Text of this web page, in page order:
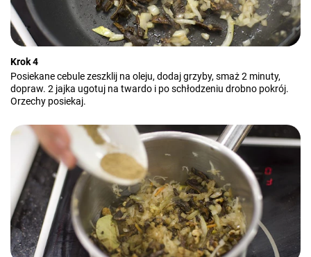
Krok 4
Posiekane cebule zeszklij na oleju, dodaj grzyby, smaż 2 minuty,
dopraw. 2 jajka ugotuj na twardo i po schłodzeniu drobno pokrój.
Orzechy posiekaj.